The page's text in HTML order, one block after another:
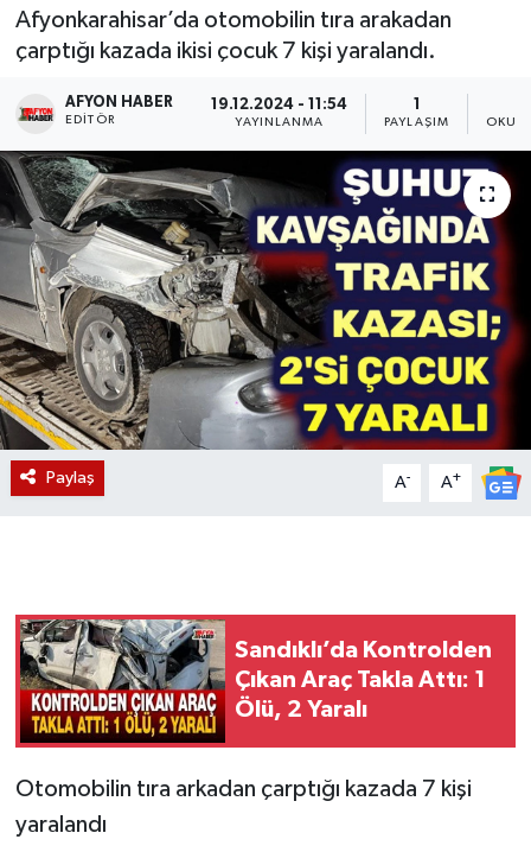
Afyonkarahisar’da otomobilin tıra arakadan
çarptığı kazada ikisi çocuk 7 kişi yaralandı.
AFYON HABER
EDITÖR
19.12.2024 - 11:54
YAYINLANMA PAYLAŞIM
Paylaş A- A+
Sandıklı’da Kontrolden
Çıkan Araç Takla Attı: 1
Ölü, 2 Yaralı
Otomobilin tıra arkadan çarptığı kazada 7 kişi
yaralandı
Sivil Toplum
Ekonomi
Magazin
Etkinlikler